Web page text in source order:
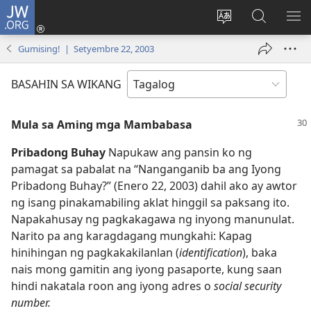
JW.ORG
Baguhin
ng
Mag-
log
bubukas
sa
JW.ORG
Gumising! | Setyembre 22, 2003
BASAHIN SA WIKANG
Mula sa Aming mga Mambabasa
Pribadong Buhay Napukaw ang pansin ko ng
pamagat sa pabalat na “Nanganganib ba ang Iyong
Pribadong Buhay?” (Enero 22, 2003) dahil ako ay awtor
ng isang pinakamabiling aklat hinggil sa paksang ito.
Napakahusay ng pagkakagawa ng inyong manunulat.
Narito pa ang karagdagang mungkahi: Kapag
hinihingan ng pagkakakilanlan (identification), baka
nais mong gamitin ang iyong pasaporte, kung saan
hindi nakatala roon ang iyong adres o social security
number.